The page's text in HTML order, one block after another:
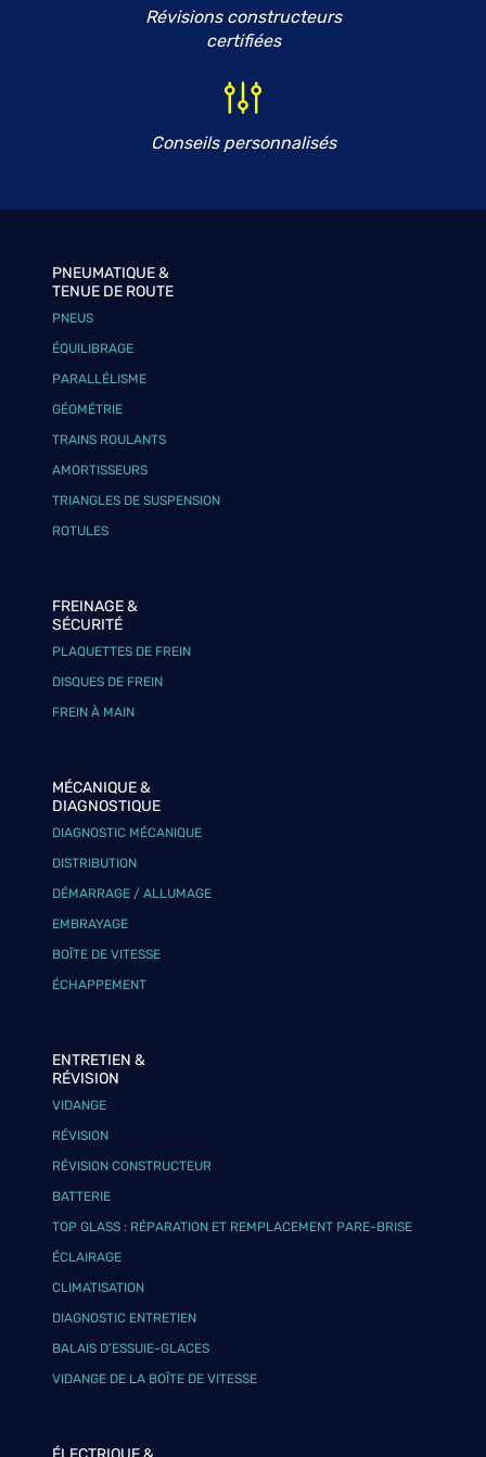
Révisions constructeurs
certifiées
Conseils personnalisés
PNEUMATIQUE &
TENUE DE ROUTE
PNEUS
ÉQUILIBRAGE
PARALLÉLISME
GÉOMÉTRIE
TRAINS ROULANTS
AMORTISSEURS
TRIANGLES DE SUSPENSION
ROTULES
FREINAGE &
SÉCURITÉ
PLAQUETTES DE FREIN
DISQUES DE FREIN
FREIN À MAIN
MÉCANIQUE &
DIAGNOSTIQUE
DIAGNOSTIC MÉCANIQUE
DISTRIBUTION
DÉMARRAGE / ALLUMAGE
EMBRAYAGE
BOÎTE DE VITESSE
ÉCHAPPEMENT
ENTRETIEN &
RÉVISION
VIDANGE
RÉVISION
RÉVISION CONSTRUCTEUR
BATTERIE
TOP GLASS : RÉPARATION ET REMPLACEMENT PARE-BRISE
ÉCLAIRAGE
CLIMATISATION
DIAGNOSTIC ENTRETIEN
BALAIS D’ESSUIE-GLACES
VIDANGE DE LA BOÎTE DE VITESSE